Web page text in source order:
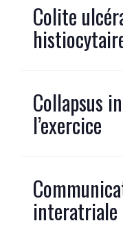
Colite
Collapsus
l’exercice
interatriale